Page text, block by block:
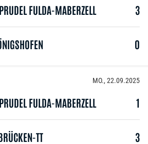
FULDA-MABERZELL 3
0
MO., 22.09.2025
FULDA-MABERZELL 1
TT 3